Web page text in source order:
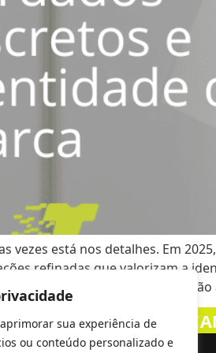
sua experiência de
ou conteúdo personalizado e
vezes está nos detalhes. Em
refinadas que valorizam a
profissionalismo e
• 2026 -